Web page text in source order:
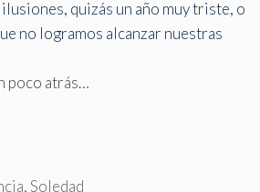
quizás un año muy triste, o
no logramos alcanzar nuestras
poco atrás…
,Soledad